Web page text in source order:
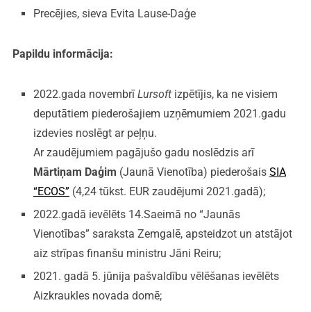
Precējies, sieva Evita Lause-Daģe
Papildu informācija:
2022.gada novembrīLursoft izpētījis, ka ne visiem
deputātiem piederošajiem uzņēmumiem 2021.gadu
izdevies noslēgt ar peļņu.
Ar zaudējumiem pagājušo gadu noslēdzis arī
Mārtiņam Daģim (Jaunā Vienotība) piederošais SIA
“ECOS” (4,24 tūkst. EUR zaudējumi 2021.gadā);
2022.gadā ievēlēts 14.Saeimā no “Jaunās
Vienotības” saraksta Zemgalē, apsteidzot un atstājot
aiz strīpas finanšu ministru Jāni Reiru;
2021. gadā 5. jūnija pašvaldību vēlēšanas ievēlēts
Aizkraukles novada domē;